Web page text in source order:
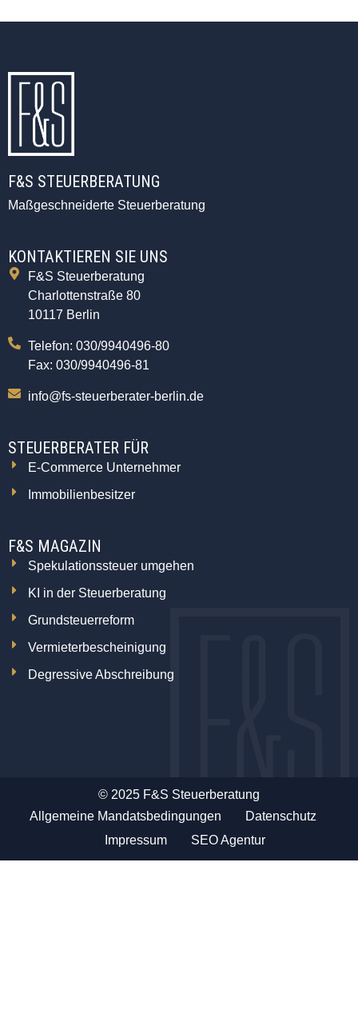
F&S STEUERBERATUNG
Maßgeschneiderte Steuerberatung
KONTAKTIEREN SIE UNS
F&S Steuerberatung
Charlottenstraße 80
10117 Berlin
Telefon: 030/9940496-80
Fax: 030/9940496-81
info@fs-steuerberater-berlin.de
STEUERBERATER FÜR
E-Commerce Unternehmer
Immobilienbesitzer
F&S MAGAZIN
Spekulationssteuer umgehen
KI in der Steuerberatung
Grundsteuerreform
Vermieterbescheinigung
Degressive Abschreibung
© 2025 F&S Steuerberatung
Allgemeine Mandatsbedingungen
Datenschutz
Impressum
SEO Agentur